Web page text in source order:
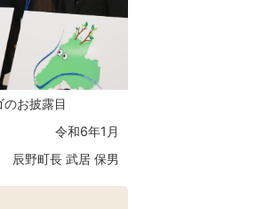
お披露目
令和6年1月
辰野町長 武居 保男